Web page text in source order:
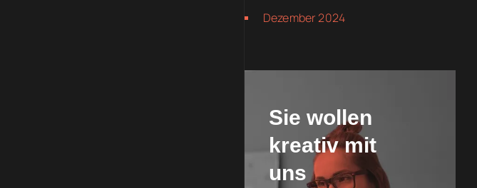
Dezember 2024
Sie wollen
kreativ mit
uns